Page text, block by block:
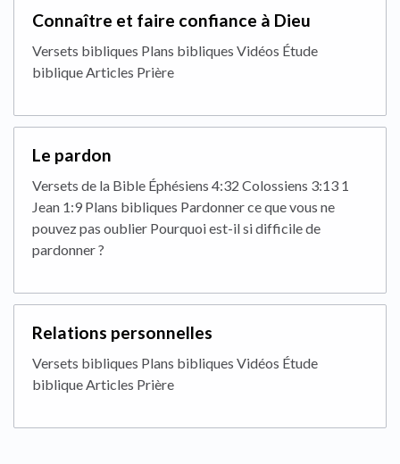
Connaître et faire confiance à Dieu
Versets bibliques Plans bibliques Vidéos Étude
biblique Articles Prière
Le pardon
Versets de la Bible Éphésiens 4:32 Colossiens 3:13 1
Jean 1:9 Plans bibliques Pardonner ce que vous ne
pouvez pas oublier Pourquoi est-il si difficile de
pardonner ?
Relations personnelles
Versets bibliques Plans bibliques Vidéos Étude
biblique Articles Prière